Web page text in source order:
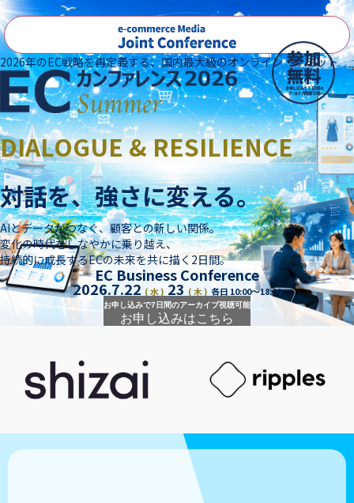
2026年のEC戦略を再定義する、国内最大級のオンライン・サミット
DIALOGUE & RESILIENCE
対話を、強さに変える。
AIとデータがつなぐ、顧客との新しい関係。
変化の時代をしなやかに乗り越え、
持続的に成長するECの未来を共に描く2日間。
EC Business Conference
2026.7.22 ( 水 ) 23 ( 木 ) 各日 10:00～18:00
お申し込みで7日間のアーカイブ視聴可能
お申し込みはこちら